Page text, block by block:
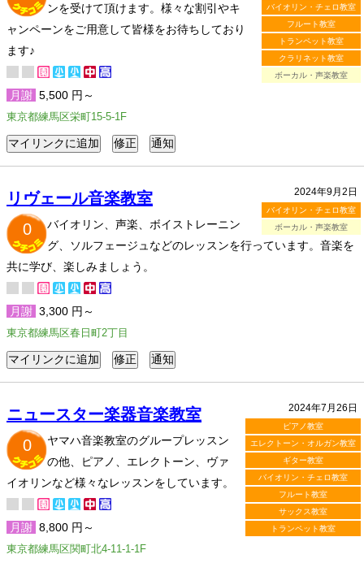
バイオリン・チェロ教室
フルート教室
トランペット教室
クラリネット教室
ボーカル・声楽教室
ンを受けて頂けます。様々な割引やキ
ャンペーンをご用意して皆様をお待ちしており
ます♪
月謝 5,500 円～
東京都練馬区栄町15-5-1F
2024年9月2日
バイオリン・チェロ教室
ボーカル・声楽教室
リヴェール音楽教室
0
バイオリン、声楽、ボイストレーニン
グ、ソルフェージュなどのレッスンを行っています。音楽を
共に学び、楽しみましょう。
月謝 3,300 円～
東京都練馬区春日町2丁目
2024年7月26日
ピアノ教室
エレクトーン・オルガン教室
ギター教室
バイオリン・チェロ教室
フルート教室
サックス教室
トランペット教室
ニュースター楽器音楽教室
0
ヤマハ音楽教室のグループレッスン
の他、ピアノ、エレクトーン、ヴァ
イオリンなど様々なレッスンをしています。
月謝 8,800 円～
東京都練馬区関町北4-11-1-1F